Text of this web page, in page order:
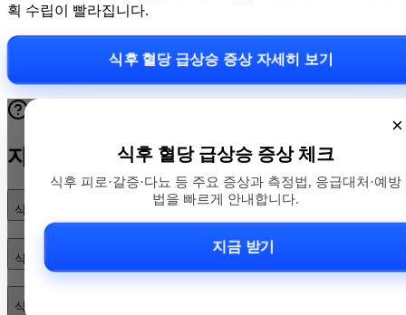
획 수립이 빨라집니다.
식후 혈당 급상승 증상 자세히 보기
×
식후 혈당 급상승 증상 체크
식후 피로·갈증·다뇨 등 주요 증상과 측정법, 응급대처·예방
법을 빠르게 안내합니다.
지금 받기
자주 묻는 질문
식후 혈당이 급상승하면 어떤 증상이 나타나나요?
식후 혈당이 급상승했을 때 즉시 어떻게 대응해야 하나요?
식후 혈당 급상승을 예방하려면 무엇을 실천해야 하나요?